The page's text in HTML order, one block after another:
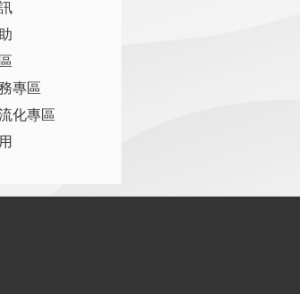
專區
化專區